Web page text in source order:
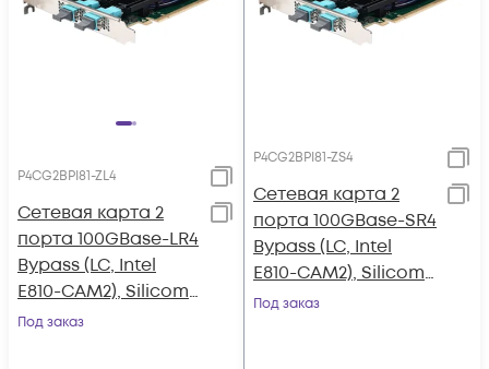
P4CG2BPI81-ZL4
Сетевая карта 2
порта 100GBase-LR4
Bypass (LC, Intel
E810-CAM2), Silicom
P4CG2BPI81-ZL4
Под заказ
P4CG2BPI81-ZS4
Сетевая карта 2
порта 100GBase-SR4
Bypass (LC, Intel
E810-CAM2), Silicom
P4CG2BPI81-ZS4
Под заказ